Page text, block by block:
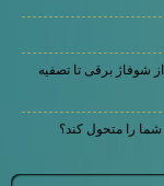
شوفاژ برقی تا تصفیه
را متحول کند؟